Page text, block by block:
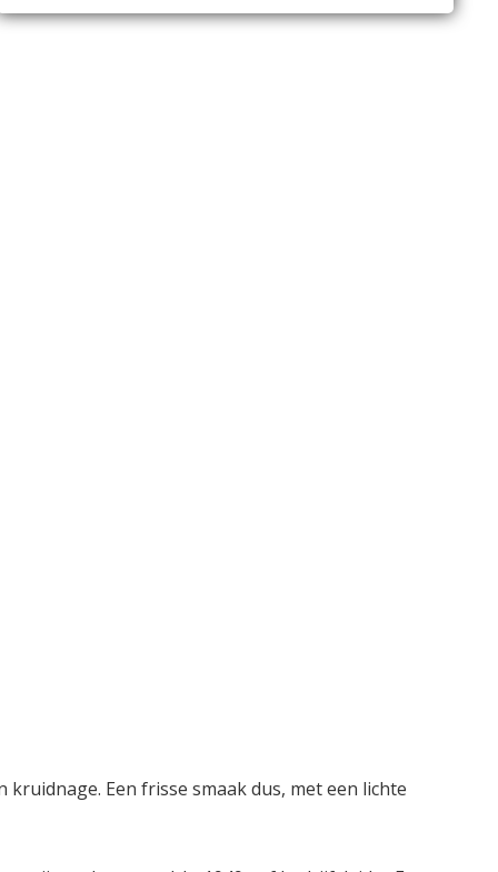
Een frisse smaak dus, met een lichte